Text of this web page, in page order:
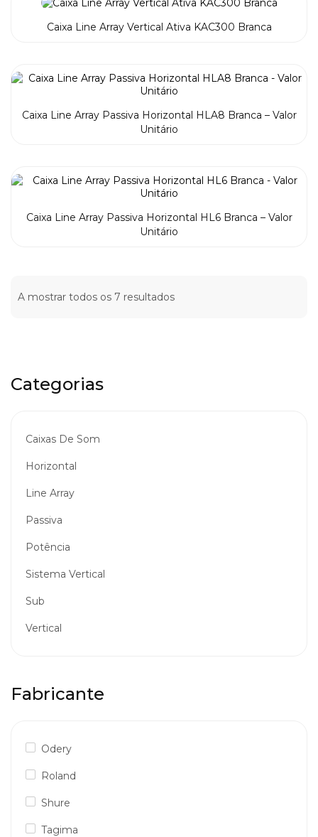
Categorias
Caixas De Som
Horizontal
Line Array
Passiva
Potência
Sistema Vertical
Sub
Vertical
Fabricante
Odery
Roland
Shure
Tagima
Caixa Line Array Vertical Ativa KAC300 Branca
Caixa Line Array Passiva Horizontal HLA8 Branca – Valor
Unitário
Caixa Line Array Passiva Horizontal HL6 Branca – Valor
Unitário
A mostrar todos os 7 resultados